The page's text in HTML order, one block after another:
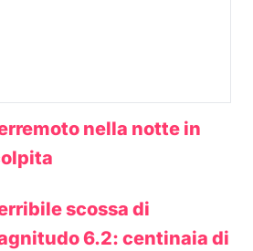
nella notte in
scossa di
6.2: centinaia di